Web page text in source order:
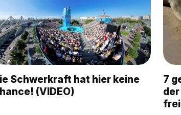
Schwerkraft hat hier keine
(VIDEO)
7